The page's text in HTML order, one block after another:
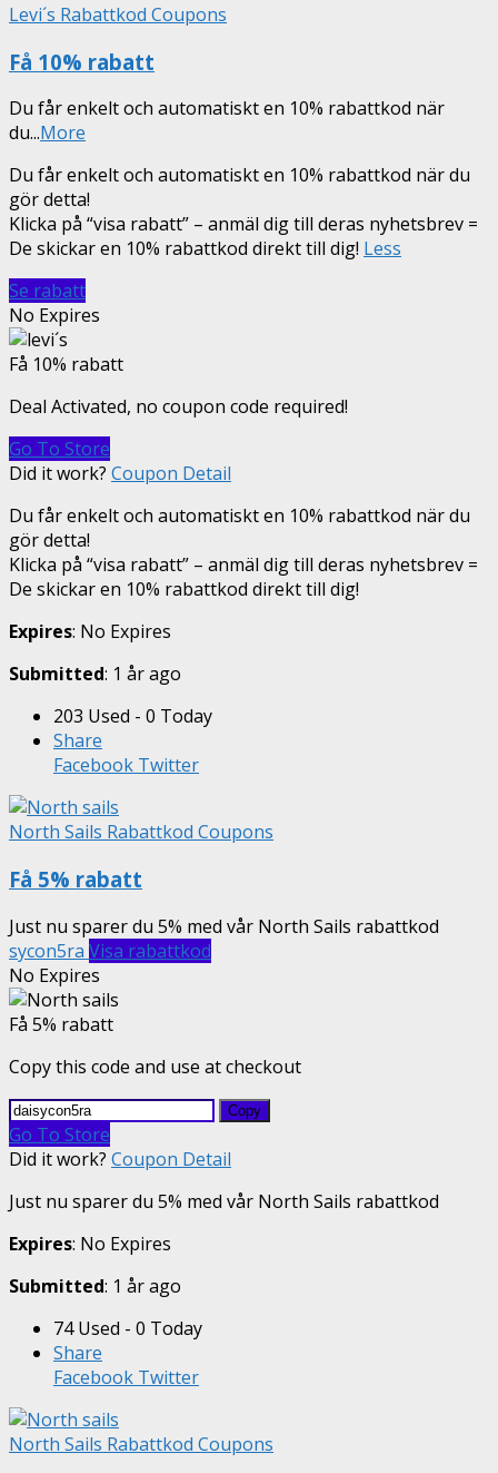
Levi´s Rabattkod Coupons
Få 10% rabatt
Du får enkelt och automatiskt en 10% rabattkod när
du...More
Du får enkelt och automatiskt en 10% rabattkod när du
gör detta!
Klicka på “visa rabatt” – anmäl dig till deras nyhetsbrev =
De skickar en 10% rabattkod direkt till dig! Less
Se rabatt
No Expires
Få 10% rabatt
Deal Activated, no coupon code required!
Go To Store
Did it work? Coupon Detail
Du får enkelt och automatiskt en 10% rabattkod när du
gör detta!
Klicka på “visa rabatt” – anmäl dig till deras nyhetsbrev =
De skickar en 10% rabattkod direkt till dig!
Expires: No Expires
Submitted: 1 år ago
203 Used - 0 Today
Share
Facebook Twitter
North Sails Rabattkod Coupons
Få 5% rabatt
Just nu sparer du 5% med vår North Sails rabattkod
sycon5ra Visa rabattkod
No Expires
Få 5% rabatt
Copy this code and use at checkout
Copy
Go To Store
Did it work? Coupon Detail
Just nu sparer du 5% med vår North Sails rabattkod
Expires: No Expires
Submitted: 1 år ago
74 Used - 0 Today
Share
Facebook Twitter
North Sails Rabattkod Coupons